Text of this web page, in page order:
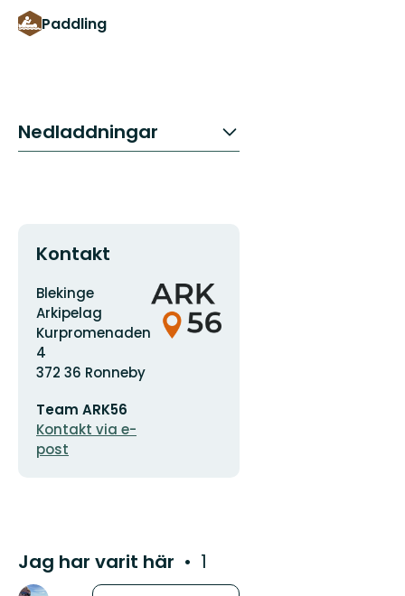
Paddling
Nedladdningar
Kontakt
Adress
Blekinge
Arkipelag
Kurpromenaden
4
372 36 Ronneby
postadress
Team ARK56
Kontakt via e-
post
Organisationens
logotyp
Jag har varit här 1